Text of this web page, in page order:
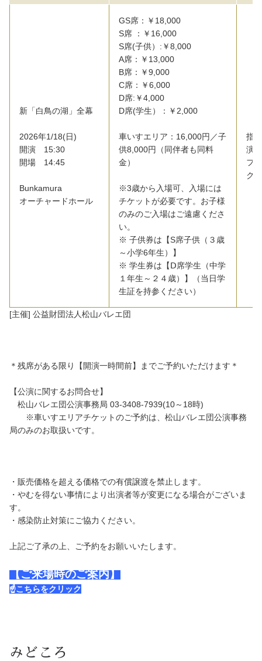
新「白鳥の湖」全幕
2026年1/18(日)
開演 15:30
開場 14:45
Bunkamura
オーチャードホール
GS席：￥18,000
S席 ：￥16,000
S席(子供）:￥8,000
A席：￥13,000
B席：￥9,000
C席：￥6,000
D席:￥4,000
D席(学生）：￥2,000
車いすエリア：16,000円／子
供8,000円（同伴者も同料
金）
※3歳から入場可、入場には
チケットが必要です。お子様
のみのご入場はご遠慮くださ
い。
※ 子供券は【S席子供（３歳
～小学6年生）】
※ 学生券は【Ⅾ席学生（中学
１年生～２４歳）】（当日学
生証を持参ください）
指
演
フ
ク
[主催] 公益財団法人松山バレエ団
＊残席がある限り【開演一時間前】までご予約いただけます＊
【公演に関するお問合せ】
松山バレエ団公演事務局 03-3408-7939(10～18時)
※車いすエリアチケットのご予約は、松山バレエ団公演事務
局のみのお取扱いです。
・販売価格を超える価格での有償譲渡を禁止します。
・やむを得ない事情により出演者等が変更になる場合がございま
す。
・感染防止対策にご協力ください。
上記ご了承の上、ご予約をお願いいたします。
【ご来場時のご案内】
☝こちらをクリック
みどころ